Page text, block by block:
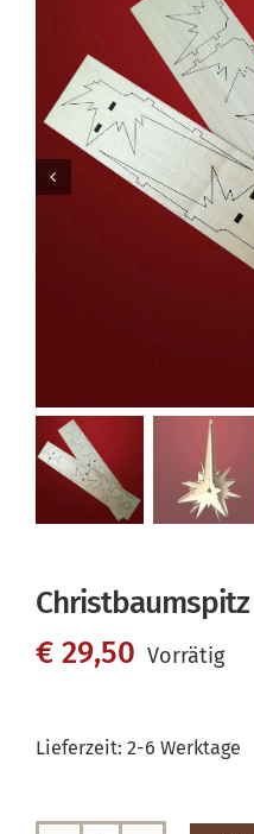
Christbaumspitz
€ 29,50 Vorrätig
Lieferzeit: 2-6 Werktage